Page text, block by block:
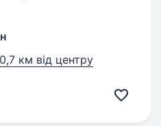
0,7 км від центру